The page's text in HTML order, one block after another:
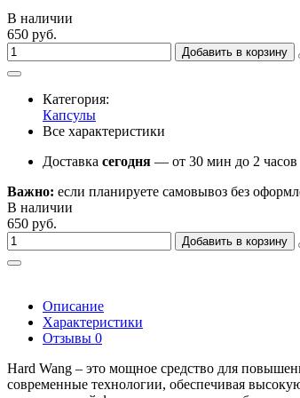
В наличии
650 руб.
Добавить в корзину
Категория:
Капсулы
Все характеристики
Доставка сегодня — от 30 мин до 2 часов
Важно: если планируете самовывоз без
В наличии
650 руб.
Добавить в корзину
Описание
Характеристики
Отзывы 0
Hard Wang – это мощное средство для
современные технологии, обеспечивая